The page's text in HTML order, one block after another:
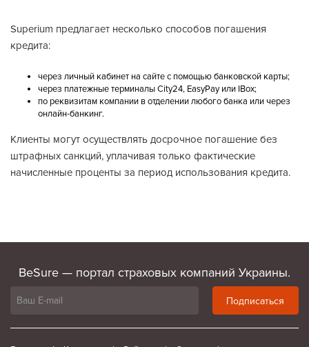
Superium предлагает несколько способов погашения
кредита:
через личный кабинет на сайте с помощью банковской карты;
через платежные терминалы City24, EasyPay или IBox;
по реквизитам компании в отделении любого банка или через
онлайн-банкинг.
Клиенты могут осуществлять досрочное погашение без
штрафных санкций, уплачивая только фактические
начисленные проценты за период использования кредита.
BeSure — портал страховых компаний Украины.
Подписаться